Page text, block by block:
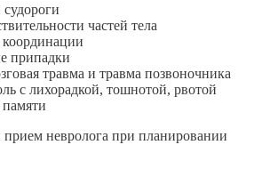
частей тела
припадки
травма и травма позвоночника
с лихорадкой, тошнотой, рвотой
прием невролога при планировании